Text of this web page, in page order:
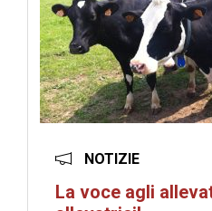
NOTIZIE
La voce agli